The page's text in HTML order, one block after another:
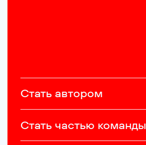
Стать автором
Стать частью команды